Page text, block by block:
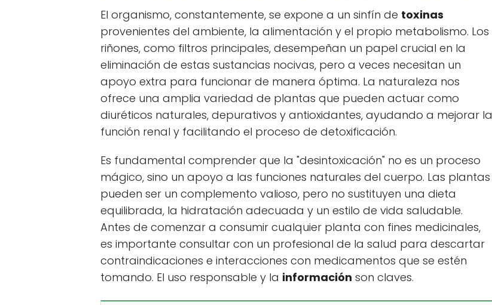
El organismo, constantemente, se expone a un sinfín de toxinas
provenientes del ambiente, la alimentación y el propio metabolismo. Los
riñones, como filtros principales, desempeñan un papel crucial en la
eliminación de estas sustancias nocivas, pero a veces necesitan un
apoyo extra para funcionar de manera óptima. La naturaleza nos
ofrece una amplia variedad de plantas que pueden actuar como
diuréticos naturales, depurativos y antioxidantes, ayudando a mejorar la
función renal y facilitando el proceso de detoxificación.
Es fundamental comprender que la "desintoxicación" no es un proceso
mágico, sino un apoyo a las funciones naturales del cuerpo. Las plantas
pueden ser un complemento valioso, pero no sustituyen una dieta
equilibrada, la hidratación adecuada y un estilo de vida saludable.
Antes de comenzar a consumir cualquier planta con fines medicinales,
es importante consultar con un profesional de la salud para descartar
contraindicaciones e interacciones con medicamentos que se estén
tomando. El uso responsable y la información son claves.